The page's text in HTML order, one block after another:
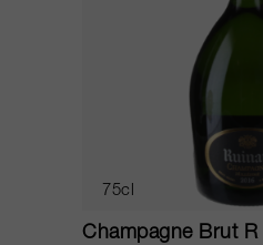
75cl
Champagne Brut R